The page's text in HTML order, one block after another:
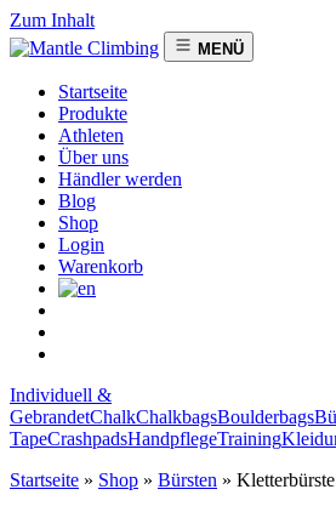
Zum Inhalt
MENÜ
Startseite
Produkte
Athleten
Über uns
Händler werden
Blog
Shop
Login
Warenkorb
Individuell &
GebrandetChalkChalkbagsBoulderbags
TapeCrashpadsHandpflegeTraining
Startseite » Shop » Bürsten »